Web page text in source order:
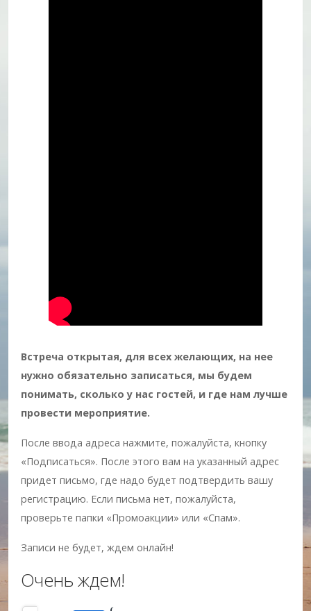
Встреча открытая, для всех желающих, на нее
нужно обязательно записаться, мы будем
понимать, сколько у нас гостей, и где нам лучше
провести мероприятие.
После ввода адреса нажмите, пожалуйста, кнопку
«Подписаться». После этого вам на указанный адрес
придет письмо, где надо будет подтвердить вашу
регистрацию. Если письма нет, пожалуйста,
проверьте папки «Промоакции» или «Спам».
Записи не будет, ждем онлайн!
Очень ждем!